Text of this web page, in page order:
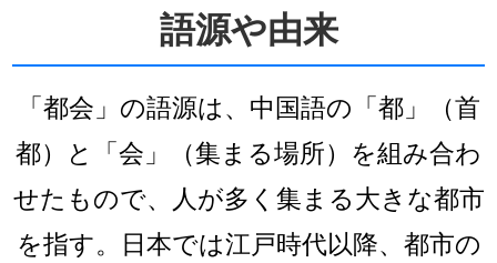
語源や由来
「都会」の語源は、中国語の「都」（首
都）と「会」（集まる場所）を組み合わ
せたもので、人が多く集まる大きな都市
を指す。日本では江戸時代以降、都市の